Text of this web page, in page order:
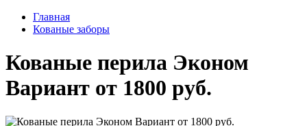
Главная
Кованые заборы
Кованые перила Эконом
Вариант от 1800 руб.